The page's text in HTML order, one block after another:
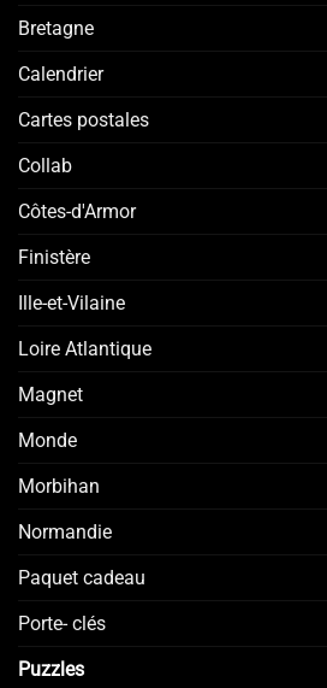
Bretagne
Calendrier
Cartes postales
Collab
Côtes-d'Armor
Finistère
Ille-et-Vilaine
Loire Atlantique
Magnet
Monde
Morbihan
Normandie
Paquet cadeau
Porte- clés
Puzzles